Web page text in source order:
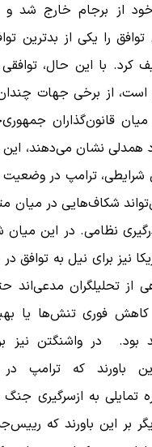
از برجام خارج شد
را یکی از بدترین
کرد. با این حال،
است، از برخی جهات
قانون‌گذاران
نشان می‌دهند، این
ترامپ در وضعیت
شکاف‌هایی در میان
نظامی. در این
نیز برای نیل به توافق
از تحلیلگران مدعی‌اند
کاهش فوری تنش‌ها یا
بود. در واشنگتن نیز
باورند که ترامپ در
تمایلی به ازسرگیری
بر این باورند که